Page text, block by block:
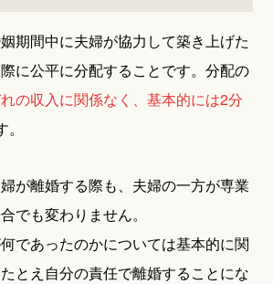
期間中に夫婦が協力して築き上げた
に公平に分配することです。分配の
の収入に関係なく、基本的には2分
が離婚する際も、夫婦の一方が専業
でも変わりません。
であったのかについては基本的に関
とえ自分の責任で離婚することにな